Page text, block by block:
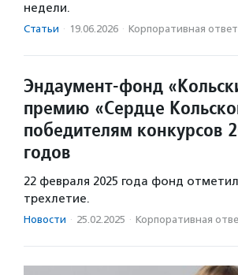
недели.
Статьи · 19.06.2026 · Корпоративная
Эндаумент-фонд
премию «Сердце
победителям конкурсов
годов
22 февраля 2025 года фонд
трехлетие.
Новости · 25.02.2025 · Корпоративная